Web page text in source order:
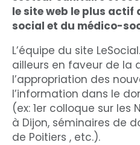
le site web le plus actif
social et du médico-
L’équipe du site
ailleurs en faveur de la
l’appropriation des
l’information dans le
(ex: 1er colloque sur les
à Dijon, séminaires de
de Poitiers , etc.).